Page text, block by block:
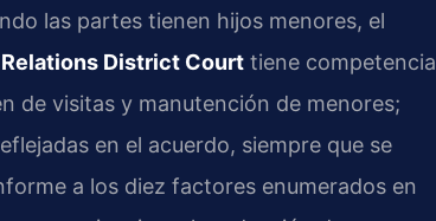
las partes tienen hijos menores, el
District Court tiene competencia
de visitas y manutención de menores;
en el acuerdo, siempre que se
a los diez factores enumerados en